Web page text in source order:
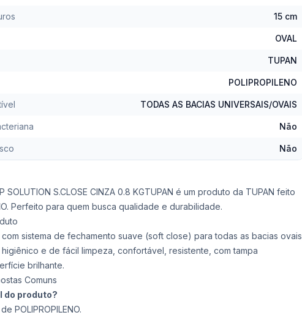
15 cm
OVAL
TUPAN
POLIPROPILENO
TODAS AS BACIAS UNIVERSAIS/OVAIS
Não
Não
SOLUTION S.CLOSE CINZA 0.8 KGTUPAN é um produto da TUPAN feito
Perfeito para quem busca qualidade e durabilidade.
sistema de fechamento suave (soft close) para todas as bacias ovais,
e de fácil limpeza, confortável, resistente, com tampa
brilhante.
Comuns
do produto?
POLIPROPILENO.